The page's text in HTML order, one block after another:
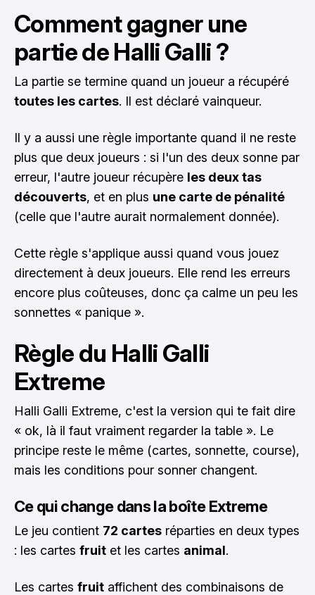
Comment gagner une
partie de Halli Galli ?
La partie se termine quand un joueur a récupéré
toutes les cartes. Il est déclaré vainqueur.
Il y a aussi une règle importante quand il ne reste
plus que deux joueurs : si l'un des deux sonne par
erreur, l'autre joueur récupère les deux tas
découverts, et en plus une carte de pénalité
(celle que l'autre aurait normalement donnée).
Cette règle s'applique aussi quand vous jouez
directement à deux joueurs. Elle rend les erreurs
encore plus coûteuses, donc ça calme un peu les
sonnettes « panique ».
Règle du Halli Galli
Extreme
Halli Galli Extreme, c'est la version qui te fait dire
« ok, là il faut vraiment regarder la table ». Le
principe reste le même (cartes, sonnette, course),
mais les conditions pour sonner changent.
Ce qui change dans la boîte Extreme
Le jeu contient 72 cartes réparties en deux types
: les cartes fruit et les cartes animal.
Les cartes fruit affichent des combinaisons de